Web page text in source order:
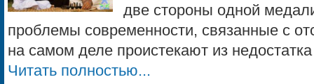
две стороны одной
проблемы современности, связанные с
на самом деле проистекают из
Читать полностью...